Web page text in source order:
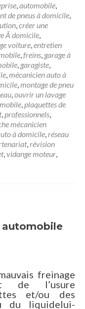
,automobile,
de pneus à domicile,
,créer une
Ã domicile,
voiture,entretien
,freins, garage à
, garagiste,
,mécanicien auto à
,montage de pneu
,ouvrir un lavage
,plaquettes de
,professionnels,
mécanicien
à domicile,réseau
,révision
,vidange moteur,
automobile
freinage
de l’usure
et/ou des
du liquidelui-